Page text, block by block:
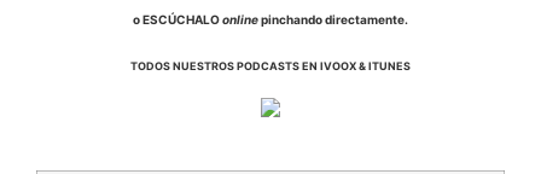
o ESCÚCHALOonlinepinchando directamente.
TODOS NUESTROS PODCASTS EN IVOOX & ITUNES